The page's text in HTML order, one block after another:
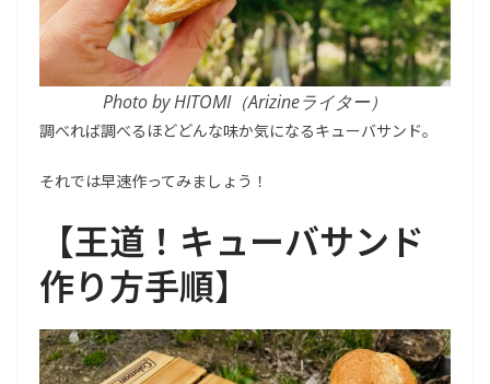
Photo by HITOMI（Arizineライター）
調べれば調べるほどどんな味か気になるキューバサンド。
それでは早速作ってみましょう！
【王道！キューバサンド
作り方手順】